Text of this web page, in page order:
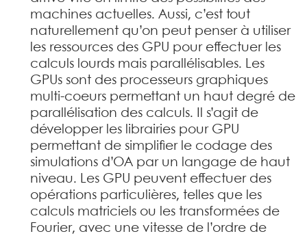
machines actuelles. Aussi, c’est tout
naturellement qu’on peut penser à utiliser
les ressources des GPU pour effectuer les
calculs lourds mais parallélisables. Les
GPUs sont des processeurs graphiques
multi-coeurs permettant un haut degré de
parallélisation des calculs. Il s’agit de
développer les librairies pour GPU
permettant de simplifier le codage des
simulations d’OA par un langage de haut
niveau. Les GPU peuvent effectuer des
opérations particulières, telles que les
calculs matriciels ou les transformées de
Fourier, avec une vitesse de l’ordre de